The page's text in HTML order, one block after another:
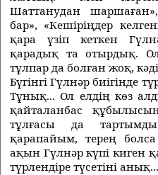
Шаттанудан
бар», «Кешіріңдер
қара үзіп кеткен
қарадық та отырдық.
тұлпар да болған жоқ,
Бүгінгі Гүлнәр биігінде
Тұнық... Ол елдің көз
қайталанбас
тұлғасы да
қарапайым, терең
ақын Гүлнәр күпі киген
түрлендіре түсетіні анық...